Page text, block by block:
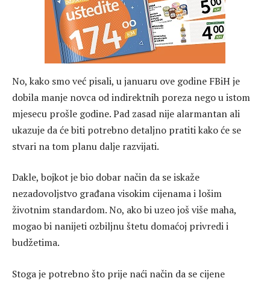
No, kako smo već pisali, u januaru ove godine FBiH je
dobila manje novca od indirektnih poreza nego u istom
mjesecu prošle godine. Pad zasad nije alarmantan ali
ukazuje da će biti potrebno detaljno pratiti kako će se
stvari na tom planu dalje razvijati.
Dakle, bojkot je bio dobar način da se iskaže
nezadovoljstvo građana visokim cijenama i lošim
životnim standardom. No, ako bi uzeo još više maha,
mogao bi nanijeti ozbiljnu štetu domaćoj privredi i
budžetima.
Stoga je potrebno što prije naći način da se cijene